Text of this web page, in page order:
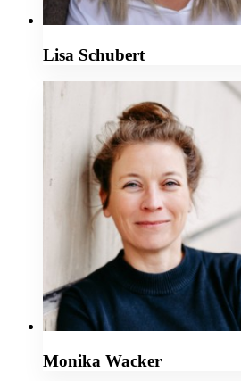
Lisa Schubert
Monika Wacker